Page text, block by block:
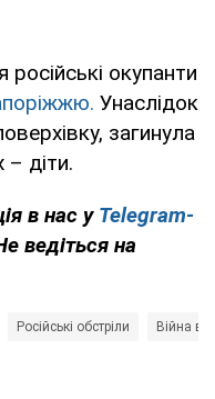
окупанти
Унаслідок
загинула
діти.
в нас у Telegram-
ведіться на
Російські обстріли Війна в